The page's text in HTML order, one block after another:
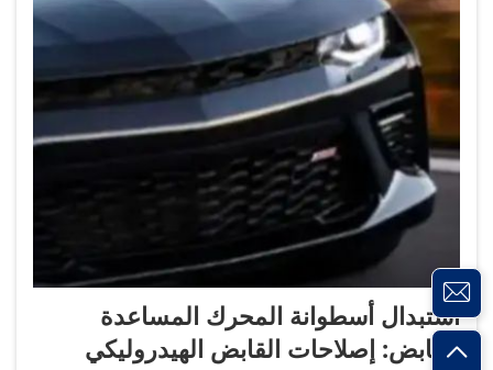
استبدال أسطوانة المحرك المساعدة
للقابض: إصلاحات القابض الهيدروليكي